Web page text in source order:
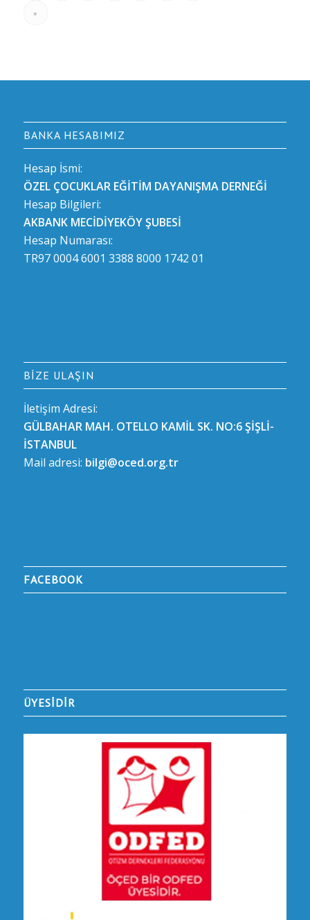
»
BANKA HESABIMIZ
Hesap İsmi:
ÖZEL ÇOCUKLAR EĞİTİM DAYANIŞMA DERNEĞİ
Hesap Bilgileri:
AKBANK MECİDİYEKÖY ŞUBESİ
Hesap Numarası:
TR97 0004 6001 3388 8000 1742 01
BIZE ULAŞIN
İletişim Adresi:
GÜLBAHAR MAH. OTELLO KAMİL SK. NO:6 ŞİŞLİ-
İSTANBUL
Mail adresi: bilgi@oced.org.tr
FACEBOOK
ÜYESİDİR